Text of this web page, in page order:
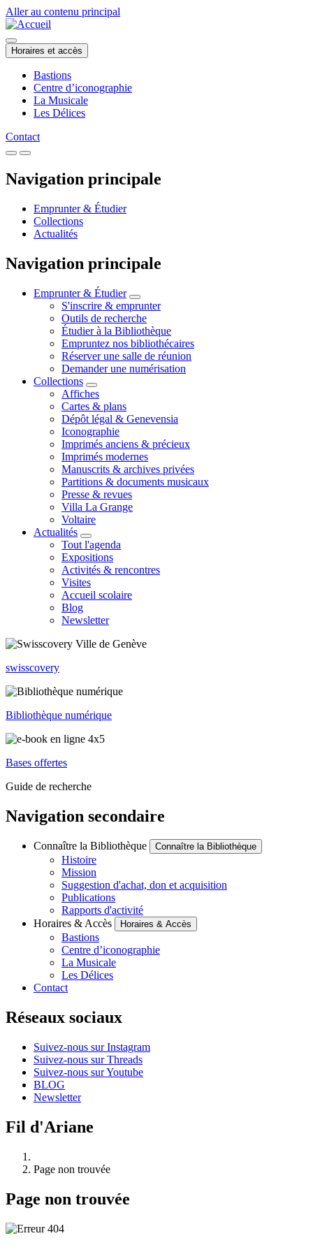
Aller au contenu principal
Horaires et accès
Bastions
Centre d’iconographie
La Musicale
Les Délices
Contact
Navigation principale
Emprunter & Étudier
Collections
Actualités
Navigation principale
Emprunter & Étudier
S'inscrire & emprunter
Outils de recherche
Étudier à la Bibliothèque
Empruntez nos bibliothécaires
Réserver une salle de réunion
Demander une numérisation
Collections
Affiches
Cartes & plans
Dépôt légal & Genevensia
Iconographie
Imprimés anciens & précieux
Imprimés modernes
Manuscrits & archives privées
Partitions & documents musicaux
Presse & revues
Villa La Grange
Voltaire
Actualités
Tout l'agenda
Expositions
Activités & rencontres
Visites
Accueil scolaire
Blog
Newsletter
swisscovery
Bibliothèque numérique
Bases offertes
Guide de recherche
Navigation secondaire
Connaître la Bibliothèque Connaître la Bibliothèque
Histoire
Mission
Suggestion d'achat, don et acquisition
Publications
Rapports d'activité
Horaires & Accès
Horaires & Accès
Bastions
Centre d’iconographie
La Musicale
Les Délices
Contact
Réseaux sociaux
Suivez-nous sur Instagram
Suivez-nous sur Threads
Suivez-nous sur Youtube
BLOG
Newsletter
Fil d'Ariane
Page non trouvée
Page non trouvée